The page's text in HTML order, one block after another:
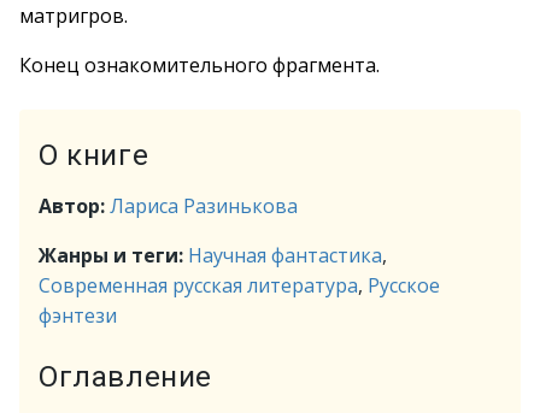
матригров.
Конец ознакомительного фрагмента.
О книге
Автор:Лариса Разинькова
Жанры и теги: Научная фантастика,
Современная русская литература, Русское
фэнтези
Оглавление